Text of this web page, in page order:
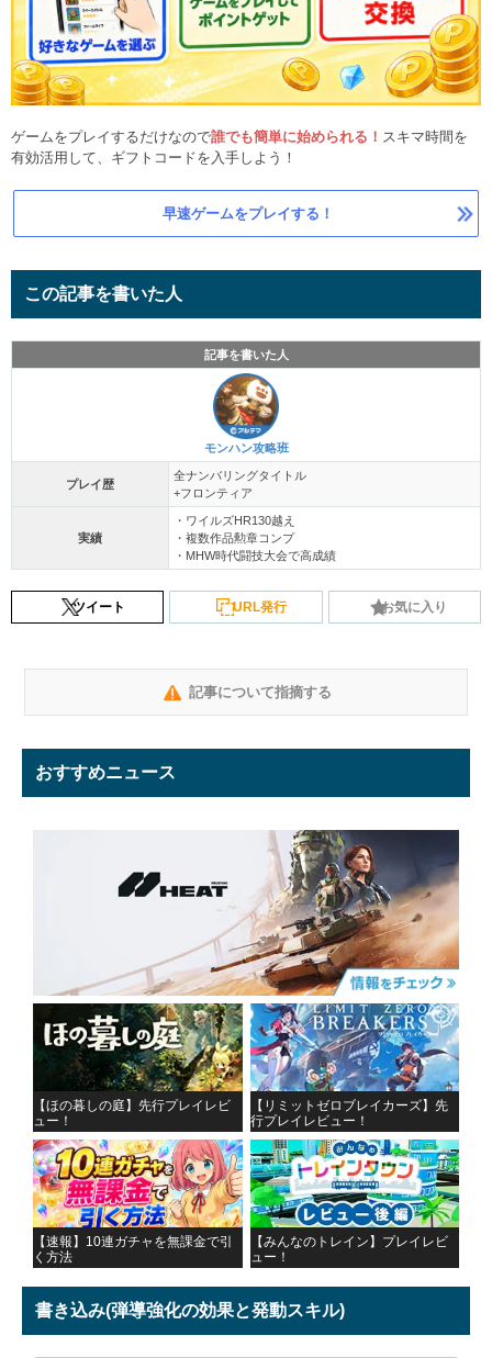
ゲームをプレイするだけなので誰でも簡単に始められる！ スキマ時間を
有効活用して、ギフトコードを入手しよう！
早速ゲームをプレイする！
この記事を書いた人
記事を書いた人
モンハン攻略班
プレイ歴
全ナンバリングタイトル
+フロンティア
実績
・ワイルズHR130越え
・複数作品勲章コンプ
・MHW時代闘技大会で高成績
ツイート URL発行 お気に入り
記事について指摘する
おすすめニュース
【ほの暮しの庭】先行プレイレビ
ュー！
【リミットゼロブレイカーズ】先
行プレイレビュー！
【速報】10連ガチャを無課金で引
く方法
【みんなのトレイン】プレイレビ
ュー！
書き込み(弾導強化の効果と発動スキル)